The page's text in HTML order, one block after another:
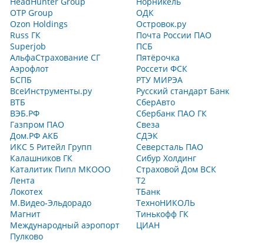
OTP Group
Ozon Holdings
Russ ГК
Superjob
АльфаСтрахование СГ
Аэрофлот
БСПБ
ВсеИнструменты.ру
ВТБ
ВЭБ.РФ
Газпром ПАО
Дом.РФ АКБ
ИКС 5 Ритейл Групп
Калашников ГК
Каталитик Пипл МКООО
Лента
Локотех
М.Видео-Эльдорадо
Магнит
Международный аэропорт
Пулково
ОДК
Островок.ру
Почта России ПАО
ПСБ
Пятёрочка
Россети ФСК
РТУ МИРЭА
Русский стандарт Банк
СберАвто
Сбербанк ПАО ГК
Свеза
СДЭК
Северсталь ПАО
Сибур Холдинг
Страховой Дом ВСК
Т2
ТБанк
ТехноНИКОЛЬ
Тинькофф ГК
ЦИАН